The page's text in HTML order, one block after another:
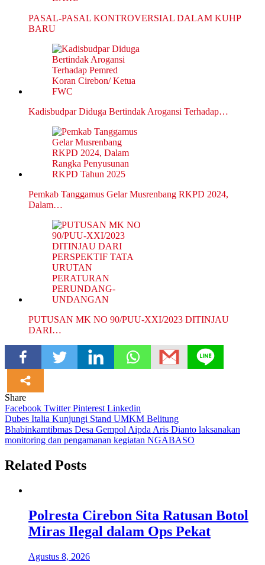
PASAL-PASAL KONTROVERSIAL DALAM KUHP
BARU
Kadisbudpar Diduga Bertindak Arogansi Terhadap…
Pemkab Tanggamus Gelar Musrenbang RKPD 2024,
Dalam…
PUTUSAN MK NO 90/PUU-XXI/2023 DITINJAU
DARI…
Share
Facebook TwitterPinterest Linkedin
Navigasi
pos
Dubes Italia Kunjungi Stand UMKM Belitung
Bhabinkamtibmas Desa Gempol Aipda Aris Dianto laksanakan
monitoring dan pengamanan kegiatan NGABASO
Related Posts
Polresta Cirebon Sita Ratusan Botol
Miras Ilegal dalam Ops Pekat
Agustus 8, 2026